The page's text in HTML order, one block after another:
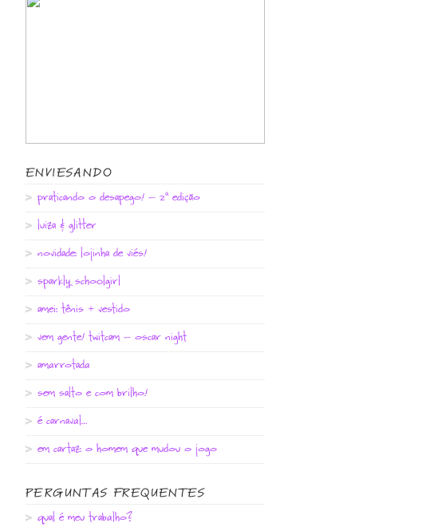
ENVIESANDO
praticando o desapego! – 2ª edição
luiza & glitter
novidade: lojinha de viés!
sparkly schoolgirl
amei: tênis + vestido
vem gente! twitcam – oscar night
amarrotada
sem salto e com brilho!
é carnaval…
em cartaz: o homem que mudou o jogo
PERGUNTAS FREQUENTES
qual é meu trabalho?